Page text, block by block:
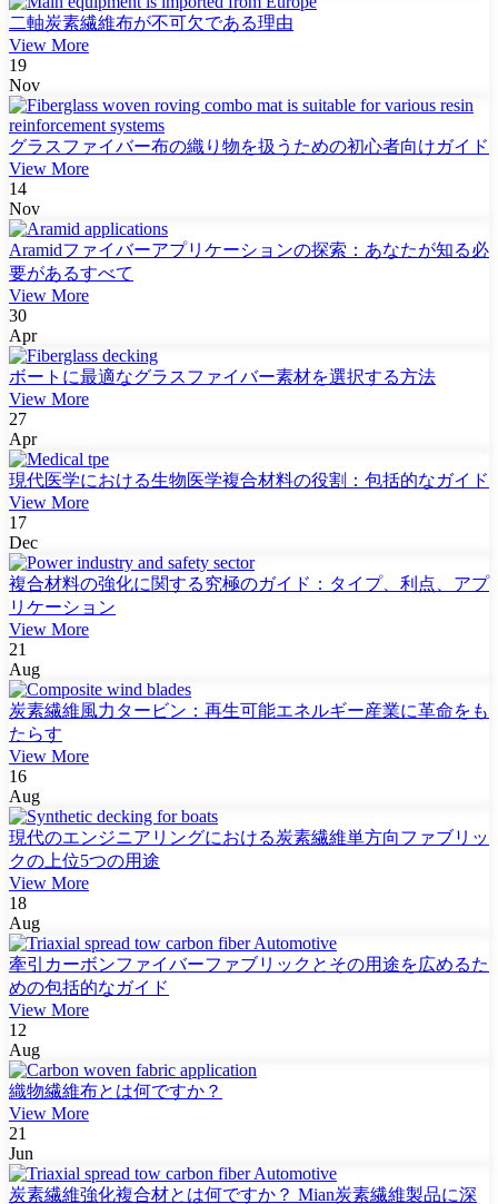
二軸炭素繊維布が不可欠である理由
View More
19
Nov
グラスファイバー布の織り物を扱うための初心者向けガイド
View More
14
Nov
Aramidファイバーアプリケーションの探索：あなたが知る必
要があるすべて
View More
30
Apr
ボートに最適なグラスファイバー素材を選択する方法
View More
27
Apr
現代医学における生物医学複合材料の役割：包括的なガイド
View More
17
Dec
複合材料の強化に関する究極のガイド：タイプ、利点、アプ
リケーション
View More
21
Aug
炭素繊維風力タービン：再生可能エネルギー産業に革命をも
たらす
View More
16
Aug
現代のエンジニアリングにおける炭素繊維単方向ファブリッ
クの上位5つの用途
View More
18
Aug
牽引カーボンファイバーファブリックとその用途を広めるた
めの包括的なガイド
View More
12
Aug
織物繊維布とは何ですか？
View More
21
Jun
炭素繊維強化複合材とは何ですか？ Mian炭素繊維製品に深